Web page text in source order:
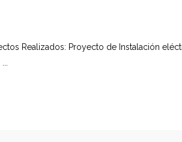
Realizados: Proyecto de Instalación